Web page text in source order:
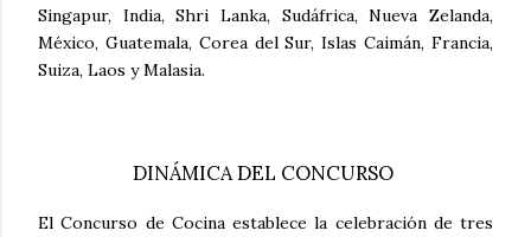
Singapur, India, Shri Lanka, Sudáfrica, Nueva Zelanda,
México, Guatemala, Corea del Sur, Islas Caimán, Francia,
Suiza, Laos y Malasia.
DINÁMICA DEL CONCURSO
El Concurso de Cocina establece la celebración de tres